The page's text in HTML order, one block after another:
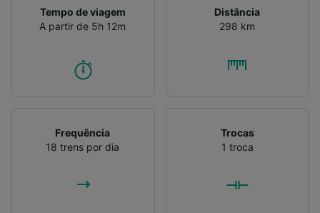
Tempo de viagem
A partir de 5h 12m
Distância
298 km
Frequência
18 trens por dia
Trocas
1 troca